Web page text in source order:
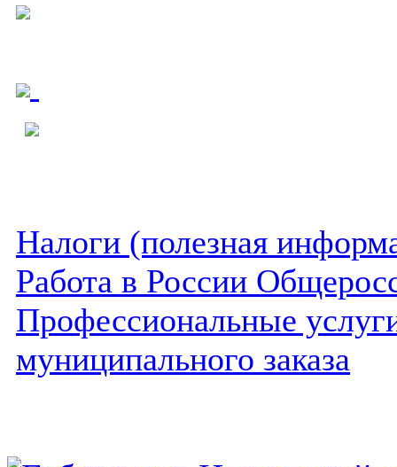
Налоги (полезная
Работа в России
Профессиональные
муниципального заказа